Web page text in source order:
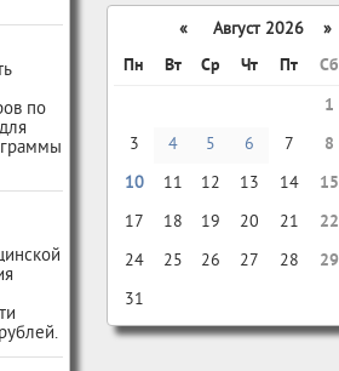
по
«
Август 2026 »
Пн
Вт Ср Чт Пт Сб
1
3
4 5 6 7 8
10
11 12 13 14 15
17
18 19 20 21 22
24
25 26 27 28 29
31